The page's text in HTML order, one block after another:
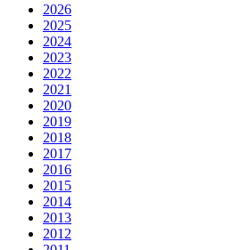
2026
2025
2024
2023
2022
2021
2020
2019
2018
2017
2016
2015
2014
2013
2012